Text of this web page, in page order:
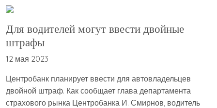
Для водителей могут ввести двойные
штрафы
12 мая 2023
Центробанк планирует ввести для автовладельцев
двойной штраф. Как сообщает глава департамента
страхового рынка Центробанка И. Смирнов, водитель